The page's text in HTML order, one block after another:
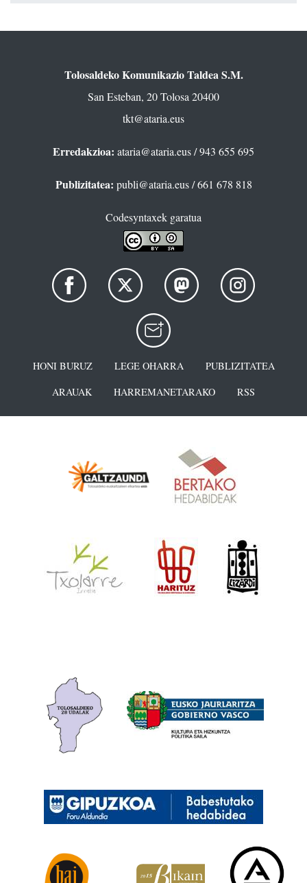
Tolosaldeko Komunikazio Taldea S.M.
San Esteban, 20 Tolosa 20400
tkt@ataria.eus
Erredakzioa: ataria@ataria.eus/ 943 655 695
Publizitatea: publi@ataria.eus/ 661 678 818
Codesyntaxek garatua
HONI BURUZ LEGE OHARRA
PUBLIZITATEA
ARAUAK
HARREMANETARAKO RSS